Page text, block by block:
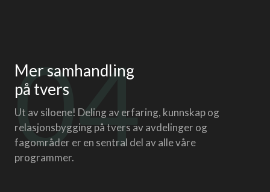
04
Mer samhandling
på tvers
Ut av siloene! Deling av erfaring, kunnskap og
relasjonsbygging på tvers av avdelinger og
fagområder er en sentral del av alle våre
programmer.